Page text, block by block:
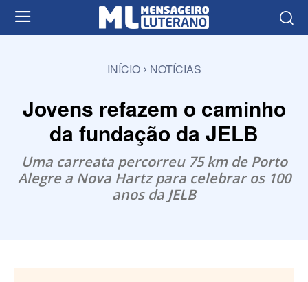
INÍCIO NOTÍCIAS
Jovens refazem o caminho
da fundação da JELB
Uma carreata percorreu 75 km de Porto
Alegre a Nova Hartz para celebrar os 100
anos da JELB